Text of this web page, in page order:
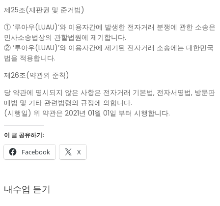
제25조(재판권 및 준거법)
① ‘루아우(LUAU)’와 이용자간에 발생한 전자거래 분쟁에 관한 소송은
민사소송법상의 관할법원에 제기합니다.
② ‘루아우(LUAU)’와 이용자간에 제기된 전자거래 소송에는 대한민국
법을 적용합니다.
제26조(약관외 준칙)
당 약관에 명시되지 않은 사항은 전자거래 기본법, 전자서명법, 방문판
매법 및 기타 관련법령의 규정에 의합니다.
(시행일) 위 약관은 2021년 01월 01일 부터 시행합니다.
이 글 공유하기:
Facebook X
01-
24
내수업 듣기